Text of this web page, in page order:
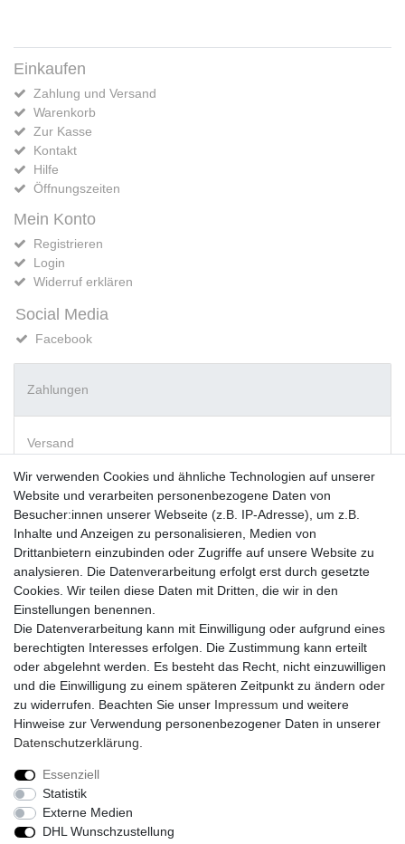
Einkaufen
Zahlung und Versand
Warenkorb
Zur Kasse
Kontakt
Hilfe
Öffnungszeiten
Mein Konto
Registrieren
Login
Widerruf erklären
Social Media
Facebook
Zahlungen
Versand
Vorkasse
PayPal
Sofortüberweisung
Kreditkarte
AmazonPay
Bar bei Abholung
Widerrufs­recht Widerrufs­formular Impressum
Daten­schutz­erklärung
© Copyright 2026 | Alle Rechte vorbehalten.
Wir verwenden Cookies und ähnliche Technologien auf unserer
Website und verarbeiten personenbezogene Daten von
Besucher:innen unserer Webseite (z.B. IP-Adresse), um z.B.
Inhalte und Anzeigen zu personalisieren, Medien von
Drittanbietern einzubinden oder Zugriffe auf unsere Website zu
analysieren. Die Datenverarbeitung erfolgt erst durch gesetzte
Cookies. Wir teilen diese Daten mit Dritten, die wir in den
Einstellungen benennen.
Die Datenverarbeitung kann mit Einwilligung oder aufgrund eines
berechtigten Interesses erfolgen. Die Zustimmung kann erteilt
oder abgelehnt werden. Es besteht das Recht, nicht einzuwilligen
und die Einwilligung zu einem späteren Zeitpunkt zu ändern oder
zu widerrufen. Beachten Sie unser Impressum und weitere
Hinweise zur Verwendung personenbezogener Daten in unserer
Daten­schutz­erklärung
Essenziell
Statistik
Externe Medien
DHL Wunschzustellung